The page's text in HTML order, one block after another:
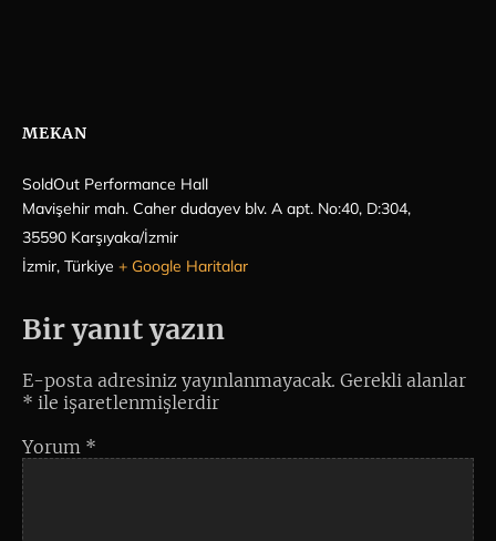
MEKAN
SoldOut Performance Hall
Mavişehir mah. Caher dudayev blv. A apt. No:40, D:304,
35590 Karşıyaka/İzmir
İzmir, Türkiye + Google Haritalar
Bir yanıt yazın
E-posta adresiniz yayınlanmayacak. Gerekli alanlar
* ile işaretlenmişlerdir
Yorum *